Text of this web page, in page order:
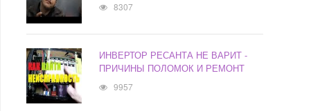
8307
ИНВЕРТОР РЕСАНТА НЕ ВАРИТ -
ПРИЧИНЫ ПОЛОМОК И РЕМОНТ
9957